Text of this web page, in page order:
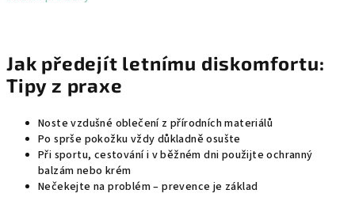
Jak předejít letnímu diskomfortu:
Tipy z praxe
Noste vzdušné oblečení z přírodních materiálů
Po sprše pokožku vždy důkladně osušte
Při sportu, cestování i v běžném dni použijte ochranný
balzám nebo krém
Nečekejte na problém – prevence je základ